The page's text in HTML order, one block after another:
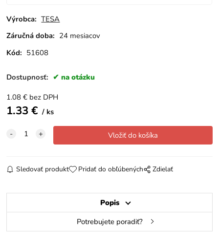
Výrobca: TESA
Záručná doba: 24 mesiacov
Kód: 51608
Dostupnosť: na otázku
1.08 € bez DPH
1.33 € ks
Sledovať produkt Pridať do obľúbených Zdielať
Popis
Potrebujete poradiť?